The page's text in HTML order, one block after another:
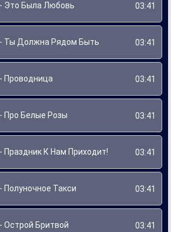
Это Была Любовь 03:41
Ты Должна Рядом Быть 03:41
Проводница 03:41
Про Белые Розы 03:41
Праздник К Нам Приходит! 03:41
Такси 03:41
Острой Бритвой 03:41